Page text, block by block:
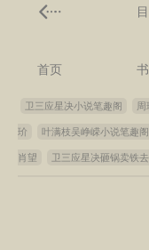
首页
卫三应星决小说笔趣阁
玠 叶满枝吴峥嵘小说笔趣阁
肖望 卫三应星决砸锅卖铁